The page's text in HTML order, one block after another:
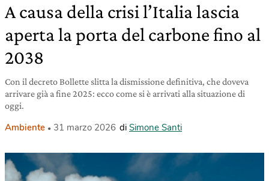
A causa della crisi l’Italia lascia
aperta la porta del carbone fino al
2038
Con il decreto Bollette slitta la dismissione definitiva, che doveva
arrivare già a fine 2025: ecco come si è arrivati alla situazione di
oggi.
Ambiente 31 marzo 2026 di Simone Santi